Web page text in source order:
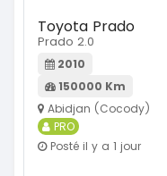
Toyota Prado
Prado 2.0
2010
150000 Km
Abidjan (Cocody)
PRO
Posté il y a 1 jour